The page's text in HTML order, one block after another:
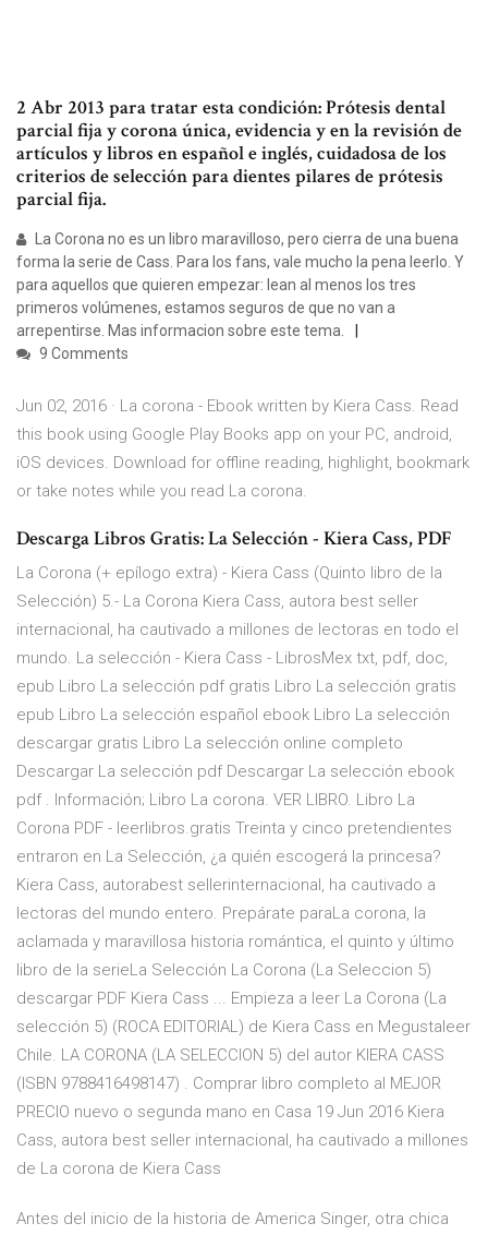
2 Abr 2013 para tratar esta condición: Prótesis dental
parcial fija y corona única, evidencia y en la revisión de
artículos y libros en español e inglés, cuidadosa de los
criterios de selección para dientes pilares de prótesis
parcial fija.
La Corona no es un libro maravilloso, pero cierra de una buena
forma la serie de Cass. Para los fans, vale mucho la pena leerlo. Y
para aquellos que quieren empezar: lean al menos los tres
primeros volúmenes, estamos seguros de que no van a
arrepentirse. Mas informacion sobre este tema.
9 Comments
Jun 02, 2016 · La corona - Ebook written by Kiera Cass. Read
this book using Google Play Books app on your PC, android,
iOS devices. Download for offline reading, highlight, bookmark
or take notes while you read La corona.
Descarga Libros Gratis: La Selección - Kiera Cass, PDF
La Corona (+ epílogo extra) - Kiera Cass (Quinto libro de la
Selección) 5.- La Corona Kiera Cass, autora best seller
internacional, ha cautivado a millones de lectoras en todo el
mundo. La selección - Kiera Cass - LibrosMex txt, pdf, doc,
epub Libro La selección pdf gratis Libro La selección gratis
epub Libro La selección español ebook Libro La selección
descargar gratis Libro La selección online completo
Descargar La selección pdf Descargar La selección ebook
pdf . Información; Libro La corona. VER LIBRO. Libro La
Corona PDF - leerlibros.gratis Treinta y cinco pretendientes
entraron en La Selección, ¿a quién escogerá la princesa?
Kiera Cass, autorabest sellerinternacional, ha cautivado a
lectoras del mundo entero. Prepárate paraLa corona, la
aclamada y maravillosa historia romántica, el quinto y último
libro de la serieLa Selección La Corona (La Seleccion 5)
descargar PDF Kiera Cass ... Empieza a leer La Corona (La
selección 5) (ROCA EDITORIAL) de Kiera Cass en Megustaleer
Chile. LA CORONA (LA SELECCION 5) del autor KIERA CASS
(ISBN 9788416498147) . Comprar libro completo al MEJOR
PRECIO nuevo o segunda mano en Casa 19 Jun 2016 Kiera
Cass, autora best seller internacional, ha cautivado a millones
de La corona de Kiera Cass
Antes del inicio de la historia de America Singer, otra chica